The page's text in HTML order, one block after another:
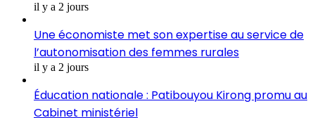
il y a 2 jours
Une économiste met son expertise au service de
l’autonomisation des femmes rurales
il y a 2 jours
Éducation nationale : Patibouyou Kirong promu au
Cabinet ministériel